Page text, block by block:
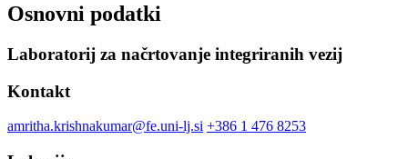
Osnovni podatki
Laboratorij za načrtovanje integriranih vezij
Kontakt
amritha.krishnakumar@fe.uni-lj.si +386 1 476 8253